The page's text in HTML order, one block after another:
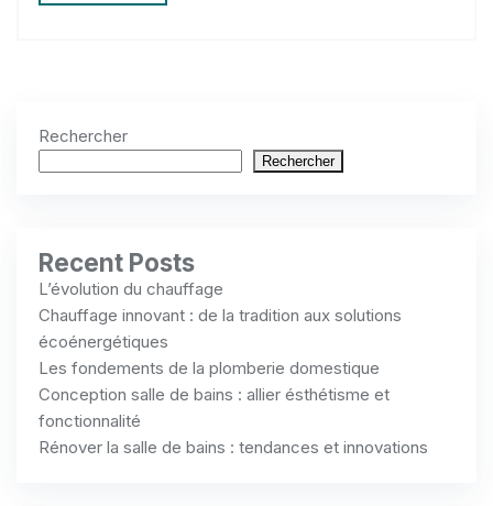
Rechercher
Rechercher
Recent Posts
L’évolution du chauffage
Chauffage innovant : de la tradition aux solutions
écoénergétiques
Les fondements de la plomberie domestique
Conception salle de bains : allier ésthétisme et
fonctionnalité
Rénover la salle de bains : tendances et innovations